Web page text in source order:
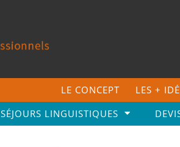
LE CONCEPT LES +
SÉJOURS LINGUISTIQUES